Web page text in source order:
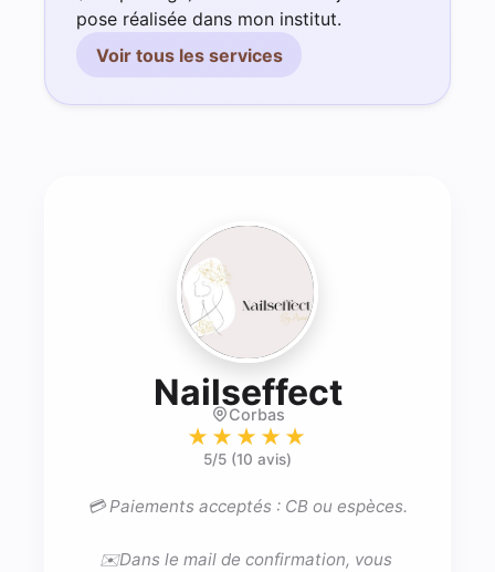
pose réalisée dans mon institut.
Voir tous les services
Nailseffect-
Corbas
★★★★★
5/5 (10 avis)
💳 Paiements acceptés : CB ou espèces.
✉️Dans le mail de confirmation, vous